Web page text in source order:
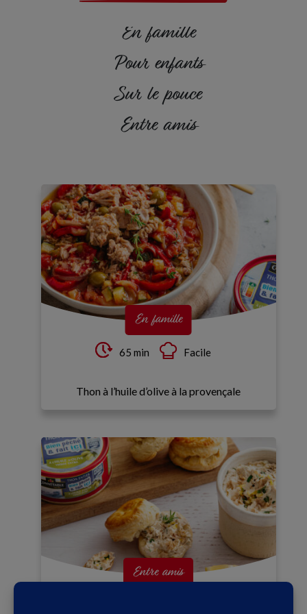
En famille
Pour enfants
Sur le pouce
Entre amis
En famille
65 min Facile
Thon à l’huile d’olive à la provençale
Entre amis